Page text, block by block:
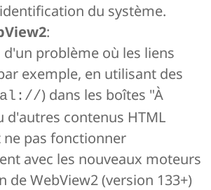
du système.
:
problème où les liens
exemple, en utilisant des
) dans les boîtes "À
d'autres contenus HTML
pas fonctionner
avec les nouveaux moteurs
de WebView2 (version 133+)